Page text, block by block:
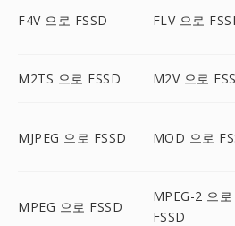
F4V 으로 FSSD FLV 으로
M2TS 으로 FSSD M2V 으로
MJPEG 으로 FSSD MOD 으로
MPEG 으로 FSSD
MPEG-2 으로
FSSD